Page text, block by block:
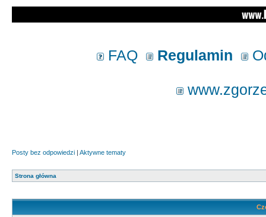
FAQ Regulamin
Posty bez odpowiedzi | Aktywne tematy
Strona główna